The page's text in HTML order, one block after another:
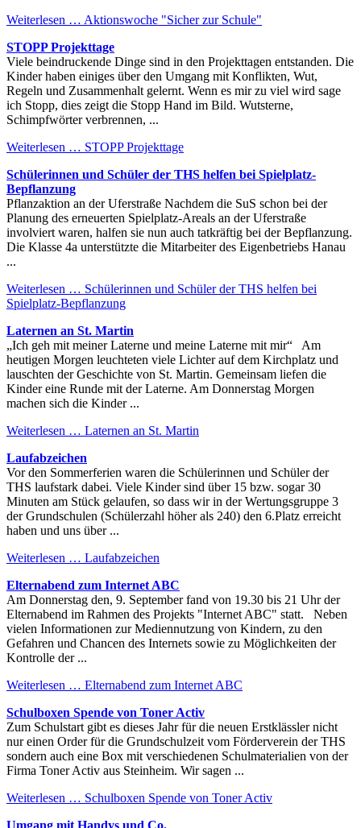
Weiterlesen … Aktionswoche "Sicher zur Schule"
STOPP Projekttage
Viele beindruckende Dinge sind in den Projekttagen entstanden. Die
Kinder haben einiges über den Umgang mit Konflikten, Wut,
Regeln und Zusammenhalt gelernt. Wenn es mir zu viel wird sage
ich Stopp, dies zeigt die Stopp Hand im Bild. Wutsterne,
Schimpfwörter verbrennen, ...
Weiterlesen … STOPP Projekttage
Schülerinnen und Schüler der THS helfen bei Spielplatz-
Bepflanzung
Pflanzaktion an der Uferstraße Nachdem die SuS schon bei der
Planung des erneuerten Spielplatz-Areals an der Uferstraße
involviert waren, halfen sie nun auch tatkräftig bei der Bepflanzung.
Die Klasse 4a unterstützte die Mitarbeiter des Eigenbetriebs Hanau
...
Weiterlesen … Schülerinnen und Schüler der THS helfen bei
Spielplatz-Bepflanzung
Laternen an St. Martin
„Ich geh mit meiner Laterne und meine Laterne mit mir“ Am
heutigen Morgen leuchteten viele Lichter auf dem Kirchplatz und
lauschten der Geschichte von St. Martin. Gemeinsam liefen die
Kinder eine Runde mit der Laterne. Am Donnerstag Morgen
machen sich die Kinder ...
Weiterlesen … Laternen an St. Martin
Laufabzeichen
Vor den Sommerferien waren die Schülerinnen und Schüler der
THS laufstark dabei. Viele Kinder sind über 15 bzw. sogar 30
Minuten am Stück gelaufen, so dass wir in der Wertungsgruppe 3
der Grundschulen (Schülerzahl höher als 240) den 6.Platz erreicht
haben und uns über ...
Weiterlesen … Laufabzeichen
Elternabend zum Internet ABC
Am Donnerstag den, 9. September fand von 19.30 bis 21 Uhr der
Elternabend im Rahmen des Projekts "Internet ABC" statt. Neben
vielen Informationen zur Mediennutzung von Kindern, zu den
Gefahren und Chancen des Internets sowie zu Möglichkeiten der
Kontrolle der ...
Weiterlesen … Elternabend zum Internet ABC
Schulboxen Spende von Toner Activ
Zum Schulstart gibt es dieses Jahr für die neuen Erstklässler nicht
nur einen Order für die Grundschulzeit vom Förderverein der THS
sondern auch eine Box mit verschiedenen Schulmaterialien von der
Firma Toner Activ aus Steinheim. Wir sagen ...
Weiterlesen … Schulboxen Spende von Toner Activ
Umgang mit Handys und Co.